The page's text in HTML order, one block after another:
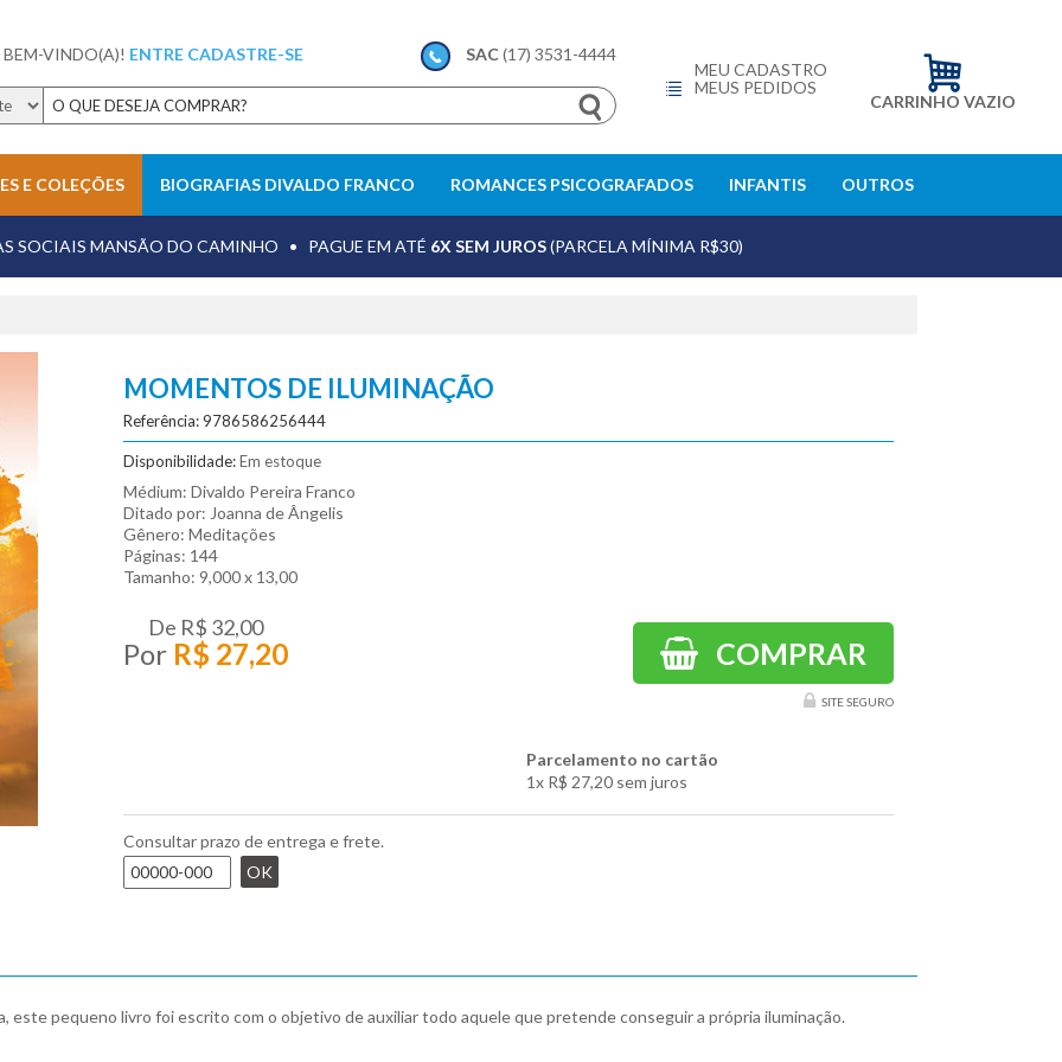
BEM-VINDO(A)! ENTRE CADASTRE-SE SAC(17) 3531-4444
Veja mais resultados
MEU CADASTRO
MEUS PEDIDOS
CARRINHO VAZIO
E COLEÇÕES BIOGRAFIAS DIVALDO FRANCO ROMANCES PSICOGRAFADOS INFANTIS OUTROS
SOCIAIS MANSÃO DO CAMINHO • PAGUE EM ATÉ 6X SEM JUROS(PARCELA MÍNIMA R$30)
MOMENTOS DE ILUMINAÇÃO
Referência: 9786586256444
Disponibilidade:Em estoque
Médium: Divaldo Pereira Franco
Ditado por: Joanna de Ângelis
Gênero: Meditações
Páginas: 144
Tamanho: 9,000 x 13,00
De R$ 32,00
Por R$ 27,20 COMPRAR
SITE SEGURO
Parcelamento no cartão
1x R$ 27,20 sem juros
Consultar prazo de entrega e frete.
OK
este pequeno livro foi escrito com o objetivo de auxiliar todo aquele que pretende conseguir a própria iluminação.